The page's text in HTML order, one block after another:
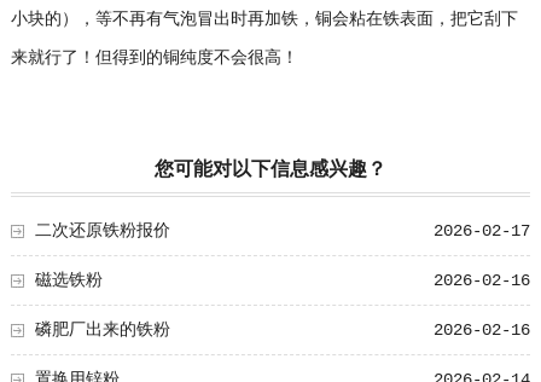
小块的），等不再有气泡冒出时再加铁，铜会粘在铁表面，把它刮下
来就行了！但得到的铜纯度不会很高！
您可能对以下信息感兴趣？
2026-02-17
二次还原铁粉报价
2026-02-16
磁选铁粉
2026-02-16
磷肥厂出来的铁粉